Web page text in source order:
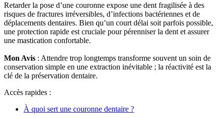
Retarder la pose d’une couronne expose une dent fragilisée à des
risques de fractures irréversibles, d’infections bactériennes et de
déplacements dentaires. Bien qu’un court délai soit parfois possible,
une protection rapide est cruciale pour pérenniser la dent et assurer
une mastication confortable.
Mon Avis : Attendre trop longtemps transforme souvent un soin de
conservation simple en une extraction inévitable ; la réactivité est la
clé de la préservation dentaire.
Accès rapides :
À quoi sert une couronne dentaire ?